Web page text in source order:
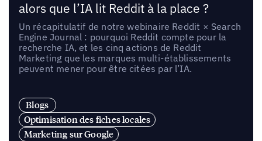
alors que l’IA lit Reddit à la place ?
Un récapitulatif de notre webinaire Reddit × Search
Engine Journal : pourquoi Reddit compte pour la
recherche IA, et les cinq actions de Reddit
Marketing que les marques multi-établissements
peuvent mener pour être citées par l’IA.
Blogs
Optimisation des fiches locales
Marketing sur Google